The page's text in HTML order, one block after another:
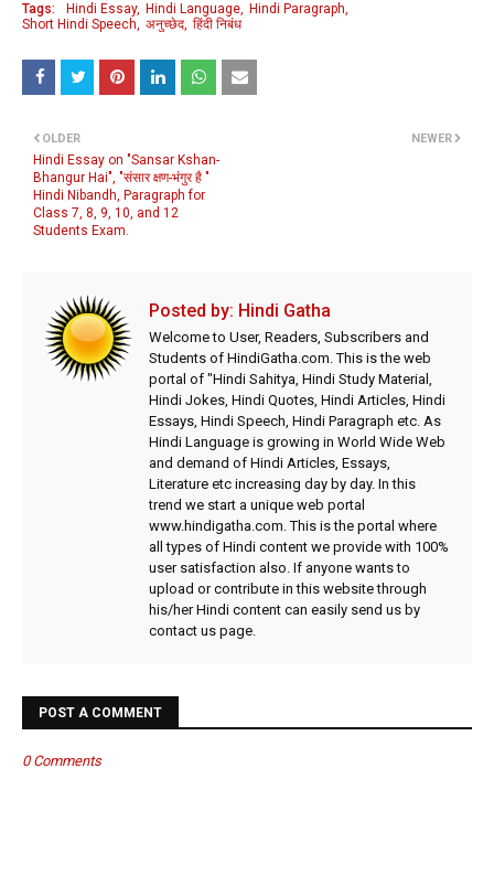
Tags: Hindi Essay Hindi Language
Hindi Paragraph
Short Hindi Speech
अनुच्छेद हिंदी निबंध
NEWER
OLDER
Hindi Essay on "Sansar Kshan-
Bhangur Hai", "संसार क्षण-भंगुर है "
Hindi Nibandh, Paragraph for
Class 7, 8, 9, 10, and 12
Students Exam.
Posted by: Hindi Gatha
Welcome to User, Readers, Subscribers and
Students of HindiGatha.com. This is the web
portal of "Hindi Sahitya, Hindi Study Material,
Hindi Jokes, Hindi Quotes, Hindi Articles, Hindi
Essays, Hindi Speech, Hindi Paragraph etc. As
Hindi Language is growing in World Wide Web
and demand of Hindi Articles, Essays,
Literature etc increasing day by day. In this
trend we start a unique web portal
www.hindigatha.com. This is the portal where
all types of Hindi content we provide with 100%
user satisfaction also. If anyone wants to
upload or contribute in this website through
his/her Hindi content can easily send us by
contact us page.
POST A COMMENT
0 Comments